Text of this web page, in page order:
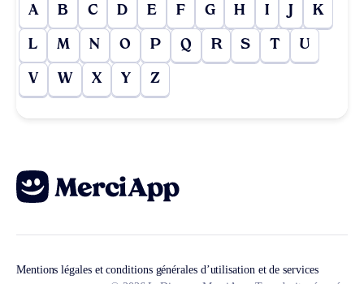
A B C D E F G H I J K
L M N O P Q R S T U
V W X Y Z
Mentions légales et conditions générales d’utilisation et de services